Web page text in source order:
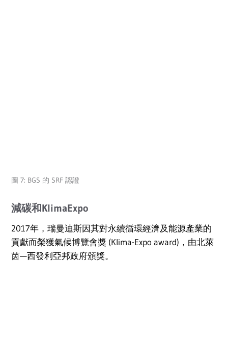
圖 7: BGS 的 SRF 認證
減碳和KlimaExpo
2017年，瑞曼迪斯因其對永續循環經濟及能源產業的
貢獻而榮獲氣候博覽會獎 (Klima-Expo award)，由北萊
茵—西發利亞邦政府頒獎。